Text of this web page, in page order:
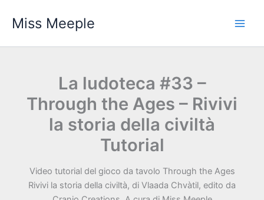
Miss Meeple
La ludoteca #33 –
Through the Ages – Rivivi
la storia della civiltà
Tutorial
Video tutorial del gioco da tavolo Through the Ages
Rivivi la storia della civiltà, di Vlaada Chvàtil, edito da